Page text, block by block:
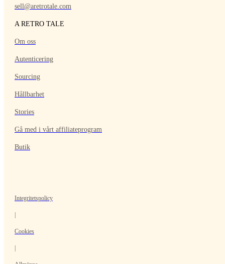
sell@aretrotale.com
A RETRO TALE
Om oss
Autenticering
Sourcing
Hållbarhet
Stories
Gå med i vårt affiliateprogram
Butik
Integritetspolicy
Cookies